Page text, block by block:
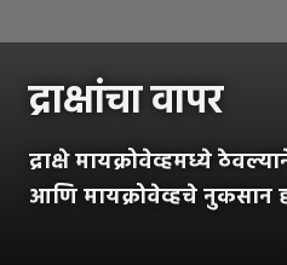
द्राक्षांचा वापर
द्राक्षे मायक्रोवेव्हमध्ये
आणि मायक्रोवेव्हचे नुकसान